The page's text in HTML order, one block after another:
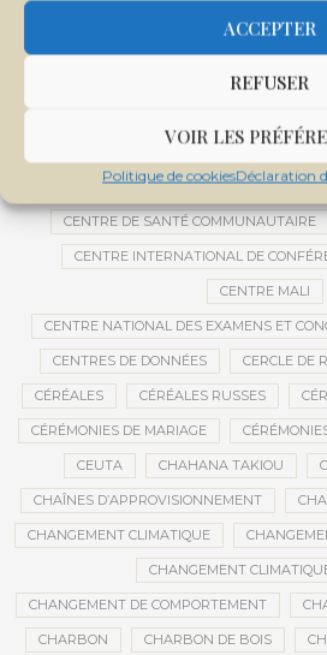
ACCEPTER
REFUSER
VOIR LES
Politique de cookiesDéclaration
CAUTION 10 000 DOLLARS
CÉDÉAO
CEN-SNESUP
CENTRE D'INTELLIGENCE
CENTRE DE SANTÉ COMMUNAUTAIRE
CENTRE INTERNATIONAL DE
CENTRE MALI
CENTRE NATIONAL DES EXAMENS ET
CENTRES DE DONNÉES CERCLE DE
CÉRÉALES CÉRÉALES RUSSES
CÉRÉMONIES DE MARIAGE
CEUTA CHAHANA TAKIOU
CHAÎNES D’APPROVISIONNEMENT
CHANGEMENT CLIMATIQUE
CHANGEMENT
CHANGEMENT DE COMPORTEMENT
CHARBON CHARBON DE BOIS